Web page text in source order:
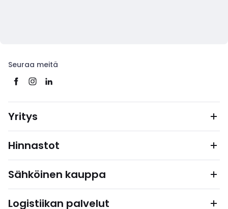
Seuraa meitä
Yritys
Hinnastot
Sähköinen kauppa
Logistiikan palvelut